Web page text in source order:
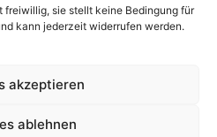
freiwillig, sie stellt keine Bedingung für
kann jederzeit widerrufen werden.
akzeptieren
ablehnen